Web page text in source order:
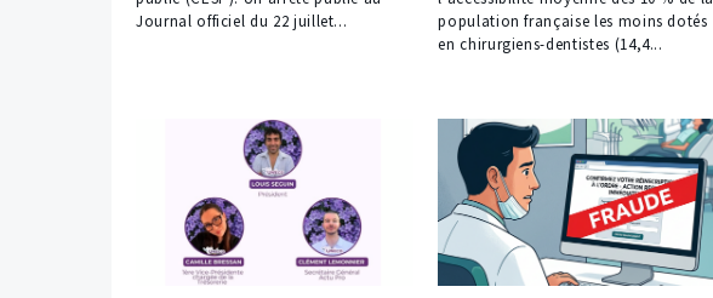
Journal officiel du 22 juillet...
population française les moins dotés
en chirurgiens-dentistes (14,4...